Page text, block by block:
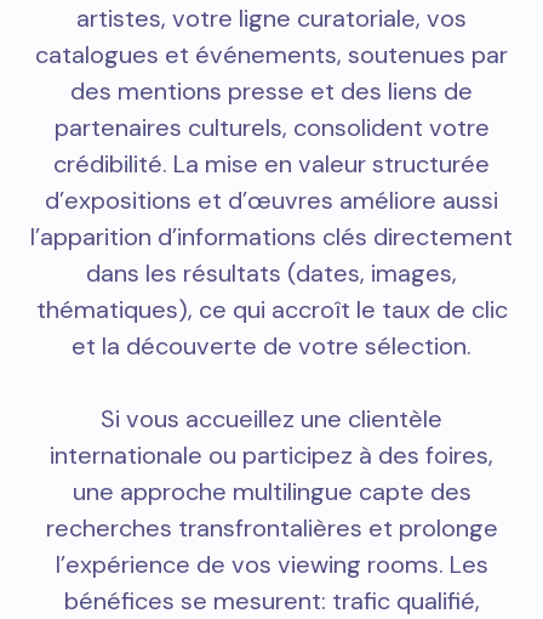
artistes, votre ligne curatoriale, vos
catalogues et événements, soutenues par
des mentions presse et des liens de
partenaires culturels, consolident votre
crédibilité. La mise en valeur structurée
d’expositions et d’œuvres améliore aussi
l’apparition d’informations clés directement
dans les résultats (dates, images,
thématiques), ce qui accroît le taux de clic
et la découverte de votre sélection.
Si vous accueillez une clientèle
internationale ou participez à des foires,
une approche multilingue capte des
recherches transfrontalières et prolonge
l’expérience de vos viewing rooms. Les
bénéfices se mesurent: trafic qualifié,